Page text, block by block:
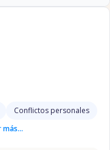
Conflictos personales
más...